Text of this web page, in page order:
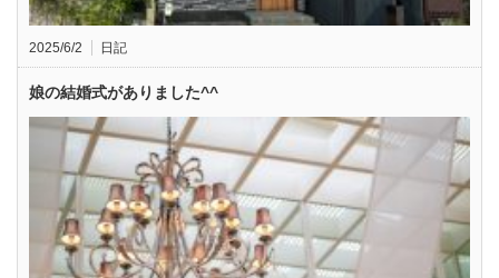
2025/6/2 日記
娘の結婚式がありました^^